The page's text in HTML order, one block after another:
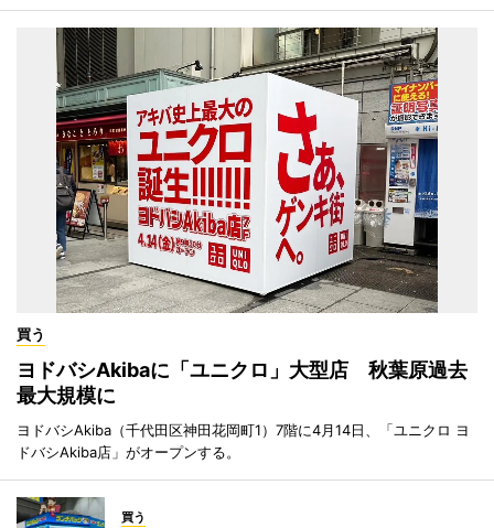
買う
ヨドバシAkibaに「ユニクロ」大型店 秋葉原過去
最大規模に
ヨドバシAkiba（千代田区神田花岡町1）7階に4月14日、「ユニクロ ヨ
ドバシAkiba店」がオープンする。
買う